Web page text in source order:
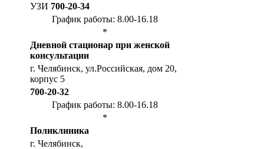
УЗИ 700-20-34
График работы: 8.00-16.18
*
Дневной стационар при женской
консультации
г. Челябинск, ул.Российская, дом 20,
корпус 5
700-20-32
График работы: 8.00-16.18
*
Поликлиника
г. Челябинск,